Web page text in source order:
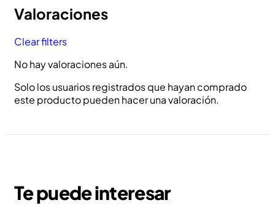
Valoraciones
Clear filters
No hay valoraciones aún.
Solo los usuarios registrados que hayan comprado
este producto pueden hacer una valoración.
Te puede interesar